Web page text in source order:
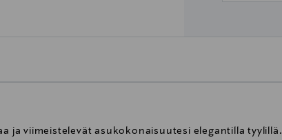
ja viimeistelevät asukokonaisuutesi elegantilla